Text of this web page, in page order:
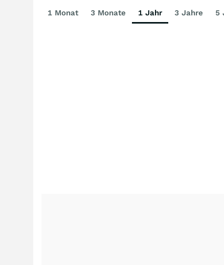
1 Monat 3 Monate 1 Jahr 3 Jahre 5